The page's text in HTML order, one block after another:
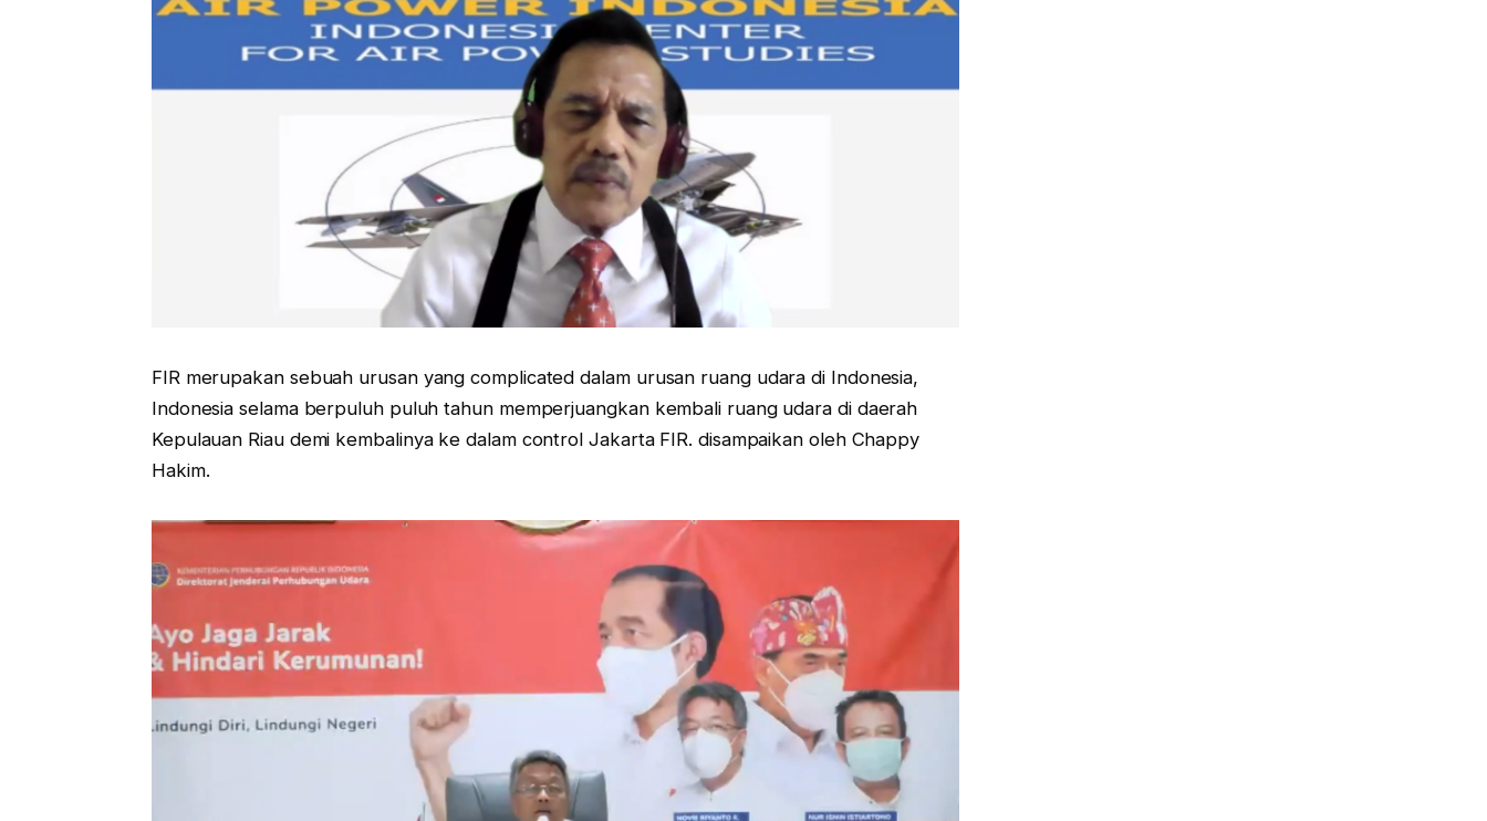
FIR merupakan sebuah urusan yang complicated dalam urusan ruang udara di Indonesia,
Indonesia selama berpuluh puluh tahun memperjuangkan kembali ruang udara di daerah
Kepulauan Riau demi kembalinya ke dalam control Jakarta FIR. disampaikan oleh Chappy
Hakim.